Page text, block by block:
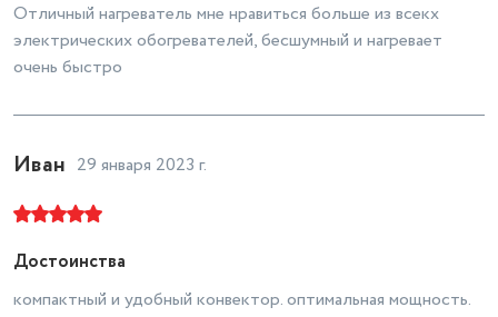
Отличный нагреватель мне нравиться больше из всекх
электрических обогревателей, бесшумный и нагревает
очень быстро
Иван 29 января 2023 г.
Достоинства
компактный и удобный конвектор. оптимальная мощность.